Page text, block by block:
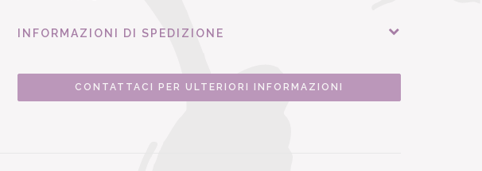
INFORMAZIONI DI SPEDIZIONE
CONTATTACI PER ULTERIORI INFORMAZIONI